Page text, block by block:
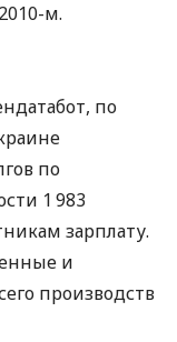
м.
по
по
1 983
зарплату.
и
производств